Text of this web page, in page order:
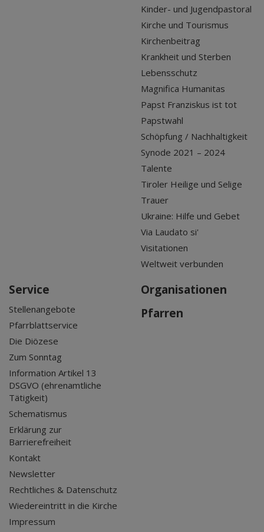
Kinder- und Jugendpastoral
Kirche und Tourismus
Kirchenbeitrag
Krankheit und Sterben
Lebensschutz
Magnifica Humanitas
Papst Franziskus ist tot
Papstwahl
Schöpfung / Nachhaltigkeit
Synode 2021 – 2024
Talente
Tiroler Heilige und Selige
Trauer
Ukraine: Hilfe und Gebet
Via Laudato si'
Visitationen
Weltweit verbunden
Service
Stellenangebote
Pfarrblattservice
Die Diözese
Zum Sonntag
Information Artikel 13
DSGVO (ehrenamtliche
Tätigkeit)
Schematismus
Erklärung zur
Barrierefreiheit
Kontakt
Newsletter
Rechtliches & Datenschutz
Wiedereintritt in die Kirche
Impressum
Organisationen
Pfarren